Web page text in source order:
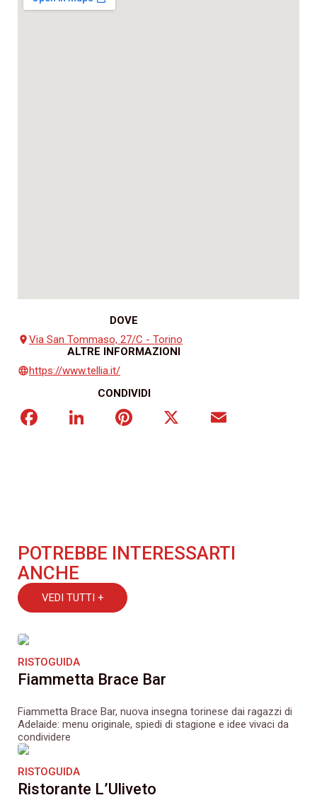
DOVE
placeVia San Tommaso, 27/C - Torino
ALTRE INFORMAZIONI
languagehttps://www.tellia.it/
CONDIVIDI
FacebookLinkedInPinterest
POTREBBE INTERESSARTI
ANCHE
VEDI TUTTI +
RISTOGUIDA
Fiammetta Brace Bar
Fiammetta Brace Bar, nuova insegna torinese dai ragazzi di
Adelaide: menu originale, spiedi di stagione e idee vivaci da
condividere
RISTOGUIDA
Ristorante L’Uliveto